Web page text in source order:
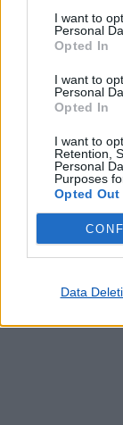
I want to
Personal
Opted In
I want to
Personal
Opted In
I want to
Retention,
Personal
Purposes
Opted Out
Data
Livros
Máquina
Serviço
Telefones